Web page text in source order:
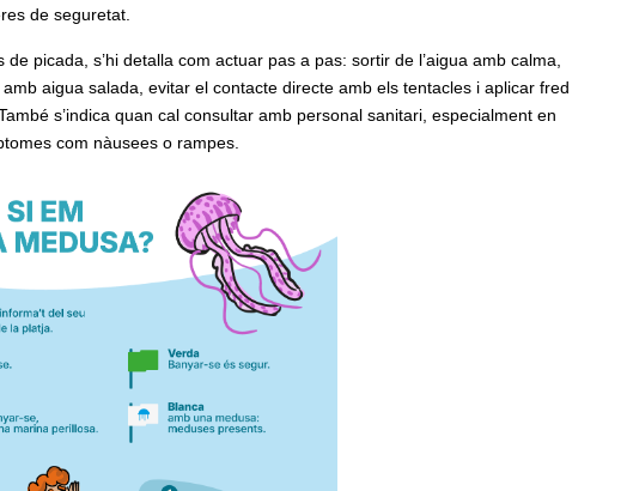
de seguretat.
de picada, s’hi detalla com actuar pas a pas: sortir de l’aigua amb calma,
aigua salada, evitar el contacte directe amb els tentacles i aplicar fred
s’indica quan cal consultar amb personal sanitari, especialment en
com nàusees o rampes.